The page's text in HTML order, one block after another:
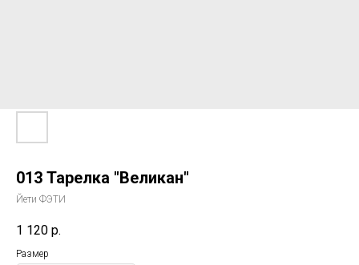
013 Тарелка "Великан"
Йети ФЭТИ
1 120 р.
Размер